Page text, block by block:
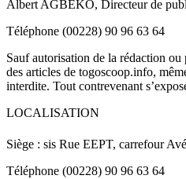
Albert AGBEKO, Directeur de
Téléphone (00228) 90 96 63 64
Sauf autorisation de la rédaction
des articles de togoscoop.info,
interdite. Tout contrevenant
LOCALISATION
Siège : sis Rue EEPT, carrefour
Téléphone (00228) 90 96 63 64